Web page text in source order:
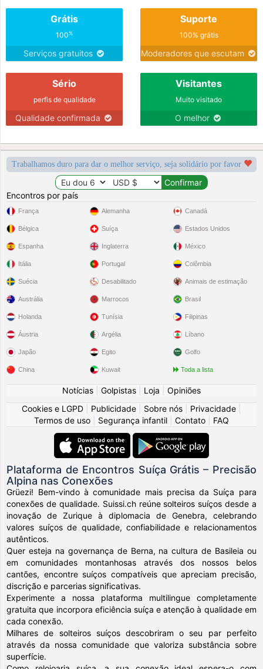
Grátis
100%
Serviços gratuitos
Suporte
100% grátis
Moderadores que escutam
Sério
perfis de qualidade
Qualidade confirmada
Visitantes
Muito visitado
O melhor
Trabalhamos duro para dar o melhor serviço, seja solidário por favor
Encontros por país
França
Bélgica
Espanha
Itália
Suécia
Alemanha
Suíça
Inglaterra
Portugal
Desabilitado
Canadá
Estados Unidos
México
Colômbia
Animais de estimação
Austrália
Holanda
Áustria
Japão
China
Marrocos
Tunísia
Argélia
Egito
Kuwait
Brasil
Filipinas
Líbano
Golfo
Toda a lista
Notícias Golpistas Loja
Opiniões
Cookies e LGPD
Publicidade Sobre nós Privacidade
Termos de uso
Segurança infantil Contato FAQ
Plataforma de Encontros Suíça Grátis – Precisão
Alpina nas Conexões
Grüezi! Bem-vindo à comunidade mais precisa da Suíça para
conexões de qualidade. Suissi.ch reúne solteiros suíços desde a
inovação de Zurique à diplomacia de Genebra, celebrando
valores suíços de qualidade, confiabilidade e relacionamentos
autênticos.
Quer esteja na governança de Berna, na cultura de Basileia ou
em comunidades montanhosas através dos nossos belos
cantões, encontre suíços compatíveis que apreciam precisão,
discrição e parcerias significativas.
Experimente a nossa plataforma multilingue completamente
gratuita que incorpora eficiência suíça e atenção à qualidade em
cada conexão.
Milhares de solteiros suíços descobriram o seu par perfeito
através da nossa comunidade que valoriza substância sobre
superfície.